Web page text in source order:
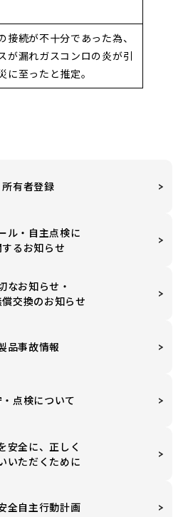
接続が不十分であった為、
が漏れガスコンロの炎が引
に至ったと推定。
所有者登録
ル・自主点検に
するお知らせ
なお知らせ・
交換のお知らせ
品事故情報
点検について
安全に、正しく
いただくために
全自主行動計画